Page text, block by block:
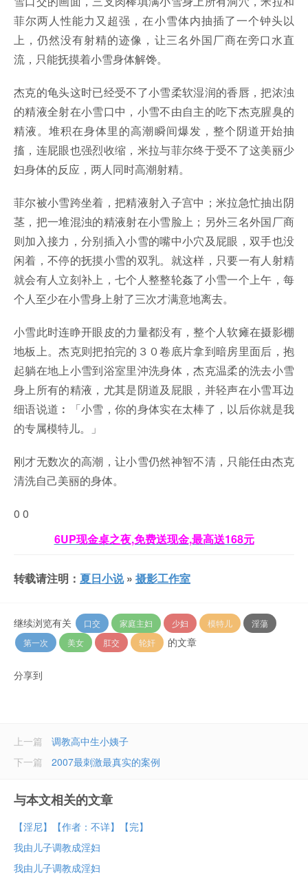
菲尔两人性能力又超强，在小雪体内抽插了一个钟头以
上，仍然没有射精的迹像，让三名外国厂商在旁口水直
流，只能抚摸着小雪身体解馋。
杰克的龟头这时已经受不了小雪柔软湿润的香唇，把浓浊
的精液全射在小雪口中，小雪不由自主的吃下杰克腥臭的
精液。堆积在身体里的高潮瞬间爆发，整个阴道开始抽
搐，连屁眼也强烈收缩，米拉与菲尔终于受不了这美丽少
妇身体的反应，两人同时高潮射精。
菲尔被小雪跨坐着，把精液射入子宫中；米拉急忙抽出阴
茎，把一堆混浊的精液射在小雪脸上；另外三名外国厂商
则加入接力，分别插入小雪的嘴中小穴及屁眼，双手也没
闲着，不停的抚摸小雪的双乳。就这样，只要一有人射精
就会有人立刻补上，七个人整整轮姦了小雪一个上午，每
个人至少在小雪身上射了三次才满意地离去。
小雪此时连睁开眼皮的力量都没有，整个人软瘫在摄影棚
地板上。杰克则把拍完的３０卷底片拿到暗房里面后，抱
起躺在地上小雪到浴室里沖洗身体，杰克温柔的洗去小雪
身上所有的精液，尤其是阴道及屁眼，并轻声在小雪耳边
细语说道︰「小雪，你的身体实在太棒了，以后你就是我
的专属模特儿。」
刚才无数次的高潮，让小雪仍然神智不清，只能任由杰克
清洗自己美丽的身体。
0 0
6UP现金桌之夜,免费送现金,最高送168元
转载请注明： 夏日小说» 摄影工作室
继续浏览有关 口交 家庭主妇 少妇 模特儿
淫蕩
第一次
美女 肛交 轮奸 的文章
分享到
上一篇
调教高中生小姨子
2007最刺激最真实的案例
下一篇
与本文相关的文章
【淫尼】【作者：不详】【完】
我由儿子调教成淫妇
我由儿子调教成淫妇